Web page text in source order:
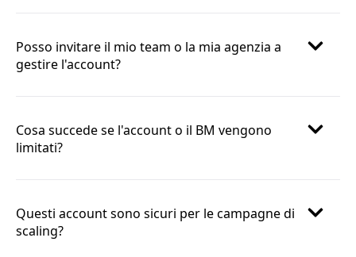
Posso invitare il mio team o la mia agenzia a
gestire l'account?
Cosa succede se l'account o il BM vengono
limitati?
Questi account sono sicuri per le campagne di
scaling?